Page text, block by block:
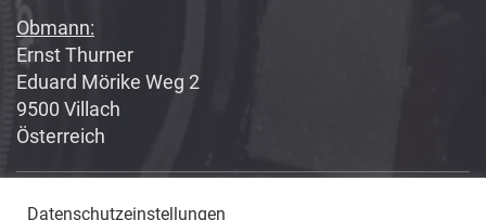
Obmann:
Ernst Thurner
Eduard Mörike Weg 2
9500 Villach
Österreich
Datenschutzeinstellungen